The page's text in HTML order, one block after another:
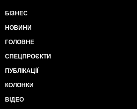
БІЗНЕС
НОВИНИ
ГОЛОВНЕ
СПЕЦПРОЄКТИ
ПУБЛІКАЦІЇ
КОЛОНКИ
ВІДЕО